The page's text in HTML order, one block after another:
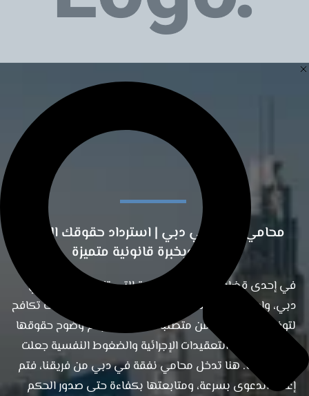
محامي نفقة في دبي | استرداد حقوقك المالية
بسرعة وبخبرة قانونية متميزة
في إحدى قضايا الأحوال الشخصية التي تابعها مكتبنا في
دبي، واجهت سيدة ظروفًا صعبة بعد الانفصال، وكانت تكافح
لتوفير الحد الأدنى من متطلبات أطفالها. رغم وضوح حقوقها
القانونية، فإن التعقيدات الإجرائية والضغوط النفسية جعلت
الأمر مرهقًا. هنا تدخل محامي نفقة في دبي من فريقنا، فتم
إعداد الدعوى بسرعة، ومتابعتها بكفاءة حتى صدور الحكم